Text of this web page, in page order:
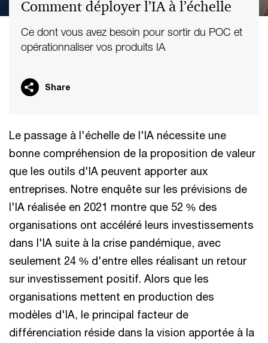
Comment déployer l’IA à l’échelle
Ce dont vous avez besoin pour sortir du POC et
opérationnaliser vos produits IA
Share
Le passage à l'échelle de l'IA nécessite une
bonne compréhension de la proposition de valeur
que les outils d'IA peuvent apporter aux
entreprises. Notre enquête sur les prévisions de
l'IA réalisée en 2021 montre que 52 % des
organisations ont accéléré leurs investissements
dans l'IA suite à la crise pandémique, avec
seulement 24 % d'entre elles réalisant un retour
sur investissement positif. Alors que les
organisations mettent en production des
modèles d'IA, le principal facteur de
différenciation réside dans la vision apportée à la